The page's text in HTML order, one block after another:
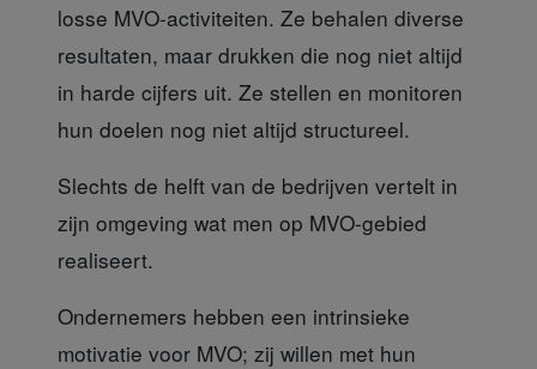
losse MVO-activiteiten. Ze behalen diverse
resultaten, maar drukken die nog niet altijd
in harde cijfers uit. Ze stellen en monitoren
hun doelen nog niet altijd structureel.
Slechts de helft van de bedrijven vertelt in
zijn omgeving wat men op MVO-gebied
realiseert.
Ondernemers hebben een intrinsieke
motivatie voor MVO; zij willen met hun